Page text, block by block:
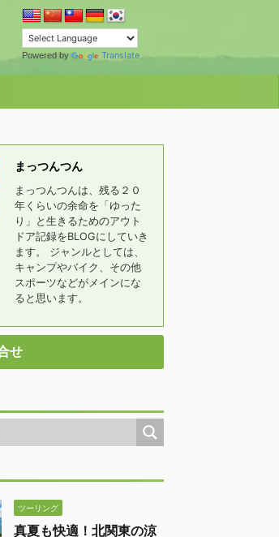
Powered by Translate
まっつんつん
まっつんつんは、残る２０
年くらいの余命を「ゆった
り」と生きるためのアウト
ドア記録をBLOGにしていき
ます。 ジャンルとしては、
キャンプやバイク、その他
スポーツなどがメインにな
ると思います。
せ
ツーリング
真夏も快適！北関東の涼